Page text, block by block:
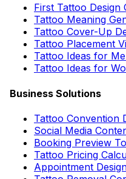
First Tattoo Design
Tattoo Meaning
Tattoo Cover-Up
Tattoo Placement
Tattoo Ideas for
Tattoo Ideas for
Business Solutions
Tattoo Convention
Social Media
Booking Preview
Tattoo Pricing
Appointment